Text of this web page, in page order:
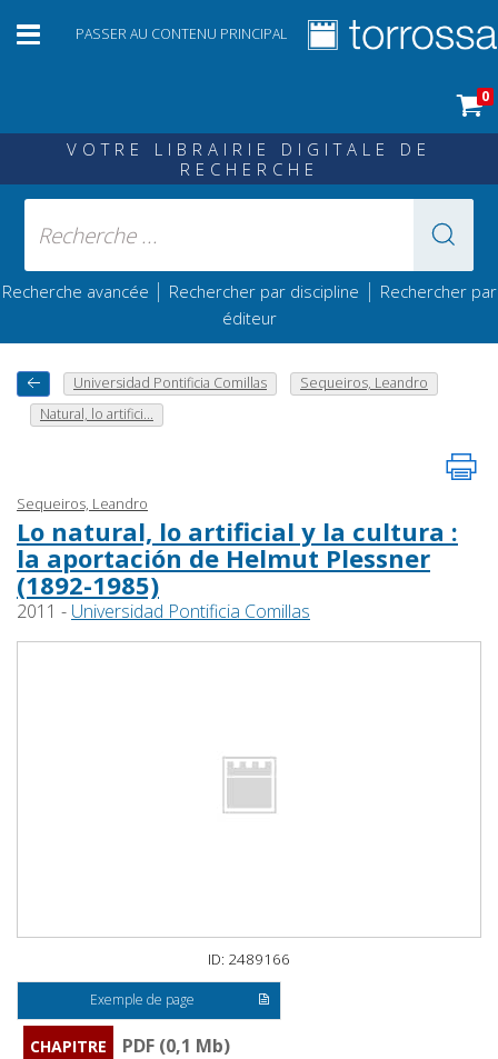
PASSER AU CONTENU PRINCIPAL
0
VOTRE LIBRAIRIE DIGITALE DE
RECHERCHE
Recherche avancée | Rechercher par discipline | Rechercher par
éditeur
Universidad Pontificia Comillas
Sequeiros, Leandro
Natural, lo artifici...
Sequeiros, Leandro
Lo natural, lo artificial y la cultura :
la aportación de Helmut Plessner
(1892-1985)
2011 - Universidad Pontificia Comillas
ID: 2489166
Exemple de page
CHAPITRE
PDF (0,1 Mb)